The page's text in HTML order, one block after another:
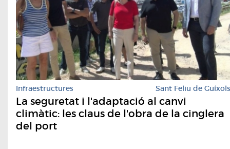
Infraestructures Sant Feliu de Guíxols
La seguretat i l'adaptació al canvi
climàtic: les claus de l'obra de la cinglera
del port